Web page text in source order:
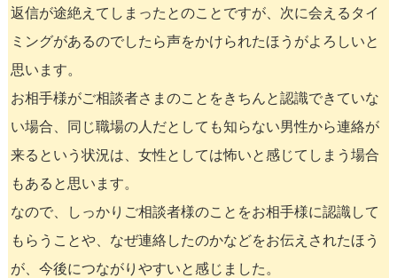
返信が途絶えてしまったとのことですが、次に会えるタイ
ミングがあるのでしたら声をかけられたほうがよろしいと
思います。
お相手様がご相談者さまのことをきちんと認識できていな
い場合、同じ職場の人だとしても知らない男性から連絡が
来るという状況は、女性としては怖いと感じてしまう場合
もあると思います。
なので、しっかりご相談者様のことをお相手様に認識して
もらうことや、なぜ連絡したのかなどをお伝えされたほう
が、今後につながりやすいと感じました。